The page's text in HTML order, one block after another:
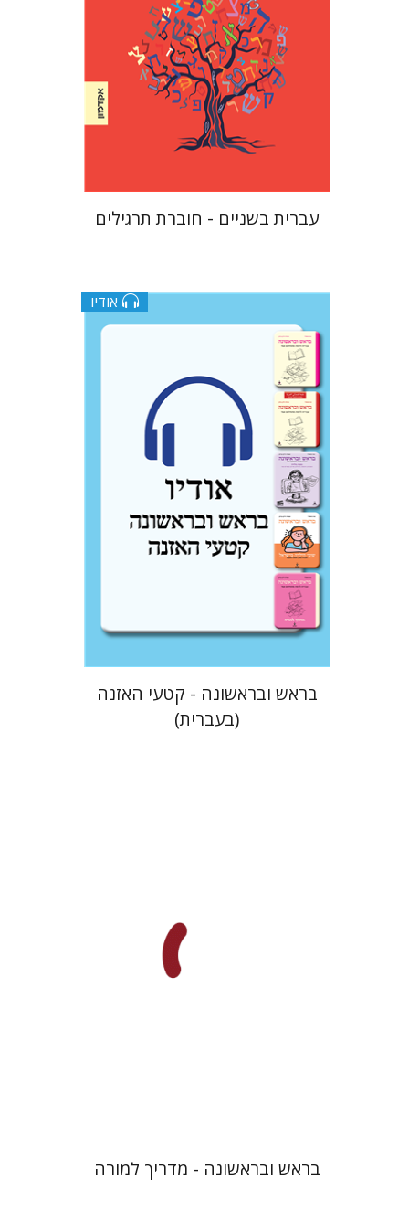
הנחת אתר ספר מודפס
$26
$23
עברית בשניים - חוברת תרגילים
אודיו
גוני טישלר עטרת ירדן-ברק
בראש ובראשונה - קטעי האזנה
(בעברית)
בראש ובראשונה - מדריך למורה